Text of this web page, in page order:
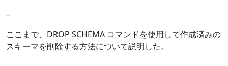
–
ここまで、DROP SCHEMA コマンドを使用して作成済みの
スキーマを削除する方法について説明した。